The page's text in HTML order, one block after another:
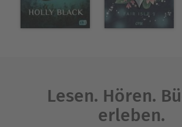
Lesen. Hören.
erleben.